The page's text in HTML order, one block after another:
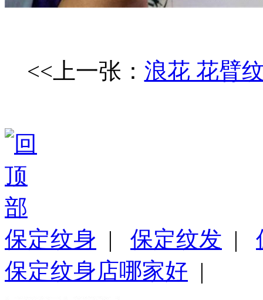
<<上一张： 浪花 花臂
保定纹身 | 保定纹发 |
保定纹身店哪家好 |